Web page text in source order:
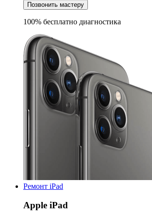
Позвонить мастеру
100% бесплатно диагностика
Ремонт iPad
Apple iPad